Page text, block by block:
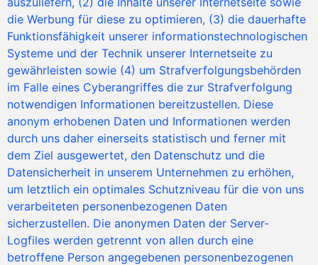
die Werbung für diese zu optimieren, (3) die dauerhafte
Funktionsfähigkeit unserer informationstechnologischen
Systeme und der Technik unserer Internetseite zu
gewährleisten sowie (4) um Strafverfolgungsbehörden
im Falle eines Cyberangriffes die zur Strafverfolgung
notwendigen Informationen bereitzustellen. Diese
anonym erhobenen Daten und Informationen werden
durch uns daher einerseits statistisch und ferner mit
dem Ziel ausgewertet, den Datenschutz und die
Datensicherheit in unserem Unternehmen zu erhöhen,
um letztlich ein optimales Schutzniveau für die von uns
verarbeiteten personenbezogenen Daten
sicherzustellen. Die anonymen Daten der Server-
Logfiles werden getrennt von allen durch eine
betroffene Person angegebenen personenbezogenen